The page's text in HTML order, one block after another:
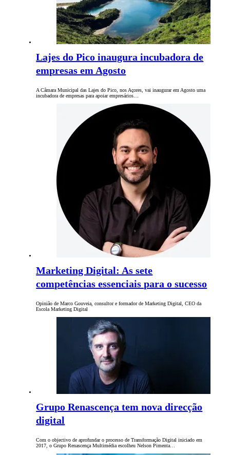
Lajes do Pico inaugura incubadora de
empresas em Agosto
A Câmara Municipal das Lajes do Pico, nos Açores, vai inaugurar em Agosto uma
incubadora de empresas para apoiar empresários…
Marketing Digital: As sete
competências essenciais para o sucesso
Opinião de Marco Gouveia, consultor e formador de Marketing Digital, CEO da
Escola Marketing Digital
Grupo Renascença tem nova direcção
digital
Com o objectivo de aprofundar o processo de Transformação Digital iniciado em
2017, o Grupo Renascença Multimédia escolheu Nelson Pimenta…